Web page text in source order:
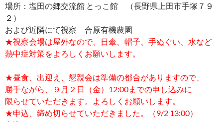
場所：塩田の郷交流館 とっこ館 （長野県上田市手塚７９
２）
および近隣にて視察 合原有機農園
★視察会場は屋外なので、日傘、帽子、手ぬぐい、水など
熱中症対策をよろしくお願いします。
★昼食、出迎え、懇親会は準備の都合がありますので、
勝手ながら、９月２日（金）12:00までの申し込みに
限らせていただきます。よろしくお願いします。
★申込、締め切らせていただきました。（9/2 13:00）